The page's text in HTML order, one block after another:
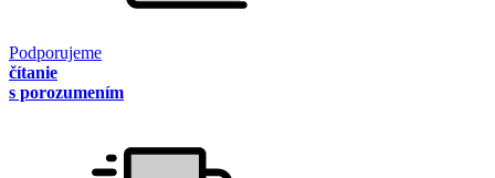
Podporujeme
čítanie
s porozumením